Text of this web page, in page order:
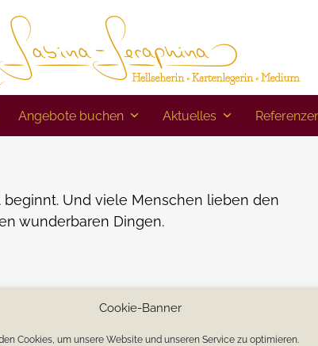
Cookie-Banner
Cookies, um unsere Website und unseren Service zu optimieren.
Angebote buchen Aktuelles
Und viele Menschen lieben den
wunderbaren Dingen.
Vorschlag für Dich.
Zuwendungen von Dir für Dich.